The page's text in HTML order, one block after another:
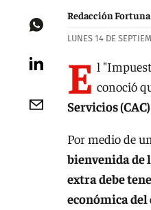
Redacción Fortuna
LUNES 14 DE
E l
conoció
Servicios
Por medio de
bienvenida de
extra debe
económica